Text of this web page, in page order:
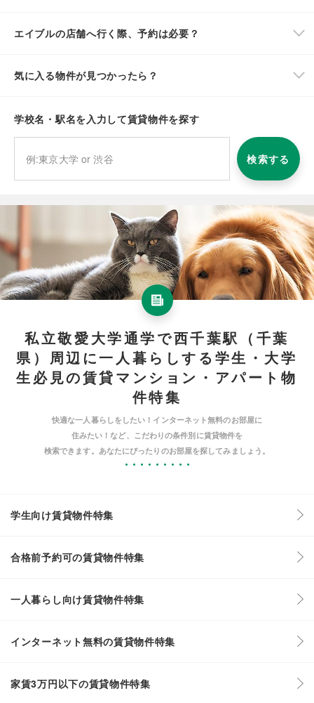
エイブルの店舗へ行く際、予約は必要？
気に入る物件が見つかったら？
学校名・駅名を入力して賃貸物件を探す
検索する
私立敬愛大学通学で西千葉駅（千葉
県）周辺に一人暮らしする学生・大学
生必見の賃貸マンション・アパート物
件特集
快適な一人暮らしをしたい！インターネット無料のお部屋に
住みたい！など、こだわりの条件別に賃貸物件を
検索できます。あなたにぴったりのお部屋を探してみましょう。
学生向け賃貸物件特集
合格前予約可の賃貸物件特集
一人暮らし向け賃貸物件特集
インターネット無料の賃貸物件特集
家賃3万円以下の賃貸物件特集